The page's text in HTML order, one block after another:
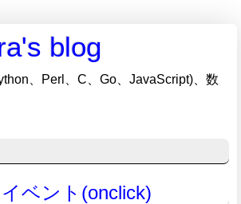
blog
、Perl、C、Go、JavaScript)、数
ベント(onclick)